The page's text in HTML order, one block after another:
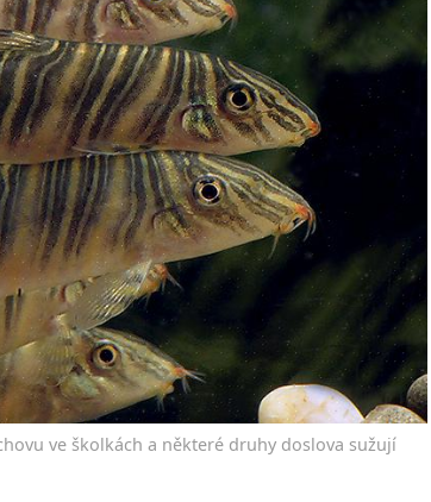
ve školkách a některé druhy doslova sužují